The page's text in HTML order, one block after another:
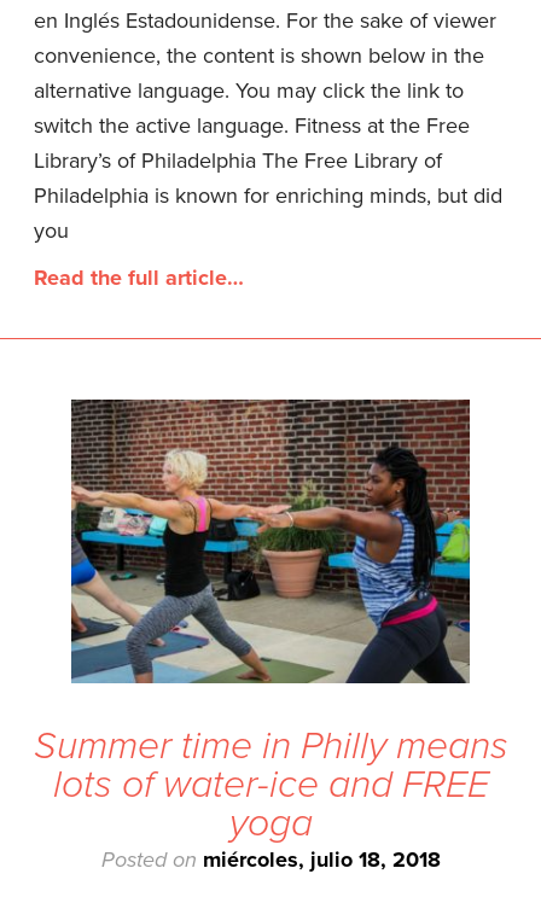
en Inglés Estadounidense. For the sake of viewer
convenience, the content is shown below in the
alternative language. You may click the link to
switch the active language. Fitness at the Free
Library’s of Philadelphia The Free Library of
Philadelphia is known for enriching minds, but did
you
Read the full article…
Summer time in Philly means
lots of water-ice and FREE
yoga
Posted on miércoles, julio 18, 2018